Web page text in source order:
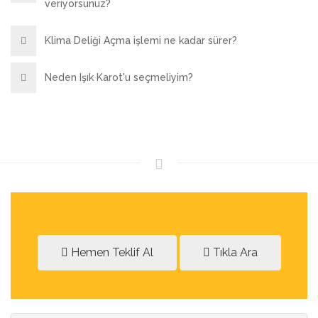
veriyorsunuz?
Klima Deliği Açma işlemi ne kadar sürer?
Neden Işık Karot'u seçmeliyim?
Hemen Teklif Al Tıkla Ara